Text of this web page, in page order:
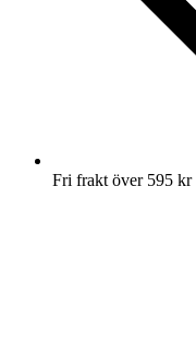
Fri frakt över 595 kr